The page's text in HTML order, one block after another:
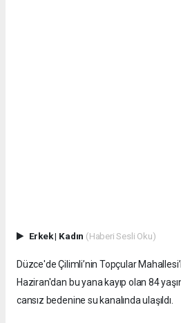
Erkek| Kadın (Haberi Sesli Oku)
Düzce'de Çilimli’nin Topçular
Haziran'dan bu yana kayıp olan 84
cansız bedenine su kanalında ulaşıldı.